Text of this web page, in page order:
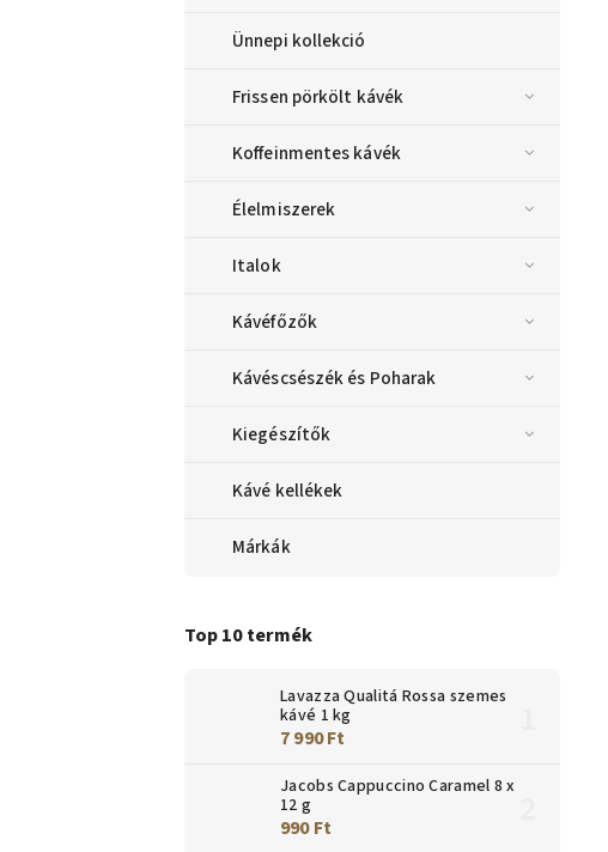
Ünnepi kollekció
Frissen pörkölt kávék
Koffeinmentes kávék
Élelmiszerek
Italok
Kávéfőzők
Kávéscsészék és Poharak
Kiegészítők
Kávé kellékek
Márkák
Top 10 termék
Lavazza Qualitá Rossa szemes
kávé 1 kg
7 990 Ft
Jacobs Cappuccino Caramel 8 x
12 g
990 Ft